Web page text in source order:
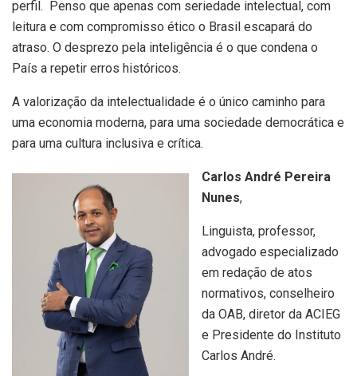
perfil. Penso que apenas com seriedade intelectual, com
leitura e com compromisso ético o Brasil escapará do
atraso. O desprezo pela inteligência é o que condena o
País a repetir erros históricos.
A valorização da intelectualidade é o único caminho para
uma economia moderna, para uma sociedade democrática e
para uma cultura inclusiva e crítica.
Carlos André Pereira
Nunes,
Linguista, professor,
advogado especializado
em redação de atos
normativos, conselheiro
da OAB, diretor da ACIEG
e Presidente do Instituto
Carlos André.